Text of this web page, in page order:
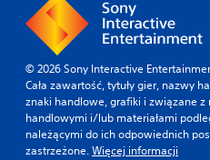
© 2026 Sony Interactive
Cała zawartość, tytuły gier, nazwy
znaki handlowe, grafiki i związane z
handlowymi i/lub materiałami
należącymi do ich odpowiednich
zastrzeżone.Więcej informacji